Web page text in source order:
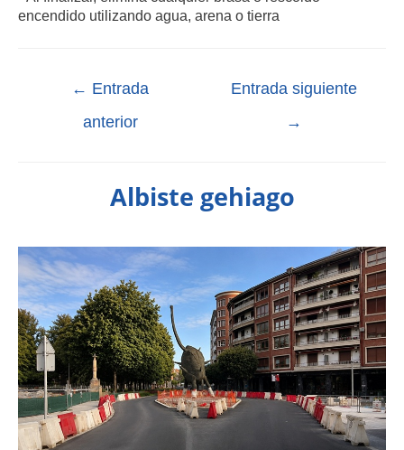
encendido utilizando agua, arena o tierra
← Entrada
anterior
Entrada siguiente
→
Albiste gehiago